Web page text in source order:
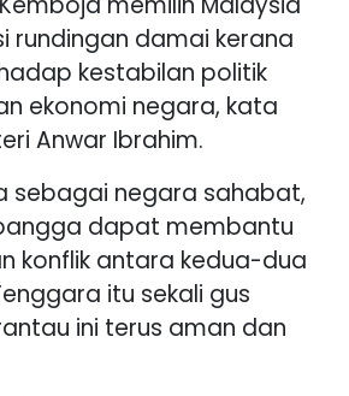
rundingan damai kerana
kestabilan politik
ekonomi negara, kata
Anwar Ibrahim.
sebagai negara sahabat,
dapat membantu
konflik antara kedua-dua
itu sekali gus
ini terus aman dan